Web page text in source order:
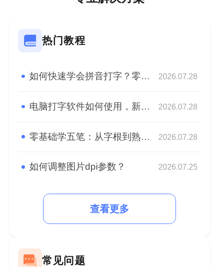
热门教程
如何快速学会拼音打字？零基础快速学会拼音盲打！ 2026.07.28
电脑打字软件如何使用，新手快速熟悉盲打 2026.07.28
零基础学五笔：从字根到熟练，高效打字入门指南 2026.07.28
如何调整图片dpi参数？ 2026.07.25
查看更多
常见问题